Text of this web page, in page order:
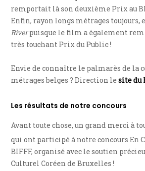
remportait là son deuxième Prix au
Enfin, rayon longs métrages toujours,
Riverpuisque le film a également
très touchant Prix du Public !
Envie de connaître le palmarès de la
métrages belges ? Direction lesite du
Les résultats de notre concours
Avant toute chose, un grand merci à
qui ont participé à notre concours En
BIFFF, organisé avec le soutien
Culturel Coréen de Bruxelles !